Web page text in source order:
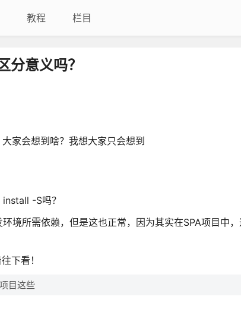
教程 栏目
意义吗？
家会想到啥？我想大家只会想到
-S吗？
境所需依赖，但是这也正常，因为其实在SPA项目中
下看！
目这些